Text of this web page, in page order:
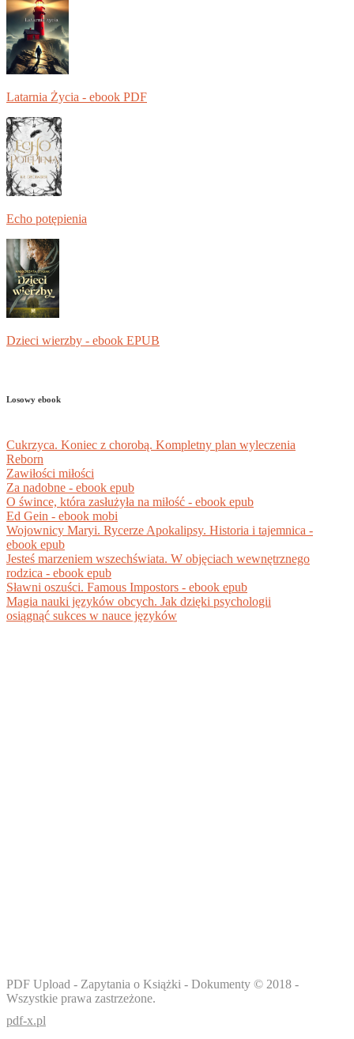
Latarnia Życia - ebook PDF
Echo potępienia
Dzieci wierzby - ebook EPUB
Losowy ebook
Cukrzyca. Koniec z chorobą. Kompletny plan wyleczenia
Reborn
Zawiłości miłości
Za nadobne - ebook epub
O śwince, która zasłużyła na miłość - ebook epub
Ed Gein - ebook mobi
Wojownicy Maryi. Rycerze Apokalipsy. Historia i tajemnica -
ebook epub
Jesteś marzeniem wszechświata. W objęciach wewnętrznego
rodzica - ebook epub
Sławni oszuści. Famous Impostors - ebook epub
Magia nauki języków obcych. Jak dzięki psychologii
osiągnąć sukces w nauce języków
PDF Upload - Zapytania o Książki - Dokumenty © 2018 -
Wszystkie prawa zastrzeżone.
pdf-x.pl